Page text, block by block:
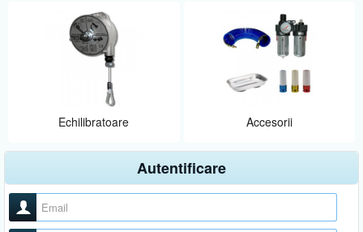
Echilibratoare Accesorii
Autentificare
Nume utilizator